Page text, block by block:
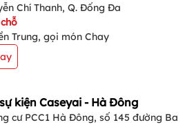
Chí Thanh, Q. Đống Đa
Trung, gọi món Chay
kiện Caseyai - Hà Đông
cư PCC1 Hà Đông, số 145 đường Ba